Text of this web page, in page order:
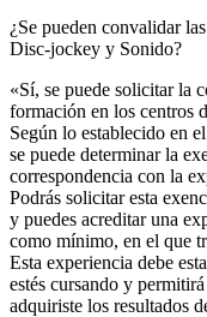
¿Se pueden convalidar
Disc-jockey y Sonido?​
«Sí, se puede solicitar la
formación en los centros
Según lo establecido en
se puede determinar la
correspondencia con la
Podrás solicitar esta
y puedes acreditar una
como mínimo, en el que
Esta experiencia debe
estés cursando y
adquiriste los resultados